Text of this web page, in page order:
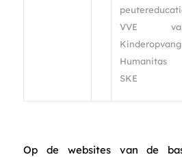
VVE
Kinderopvang
Humanitas
SKE
Op de websites van de